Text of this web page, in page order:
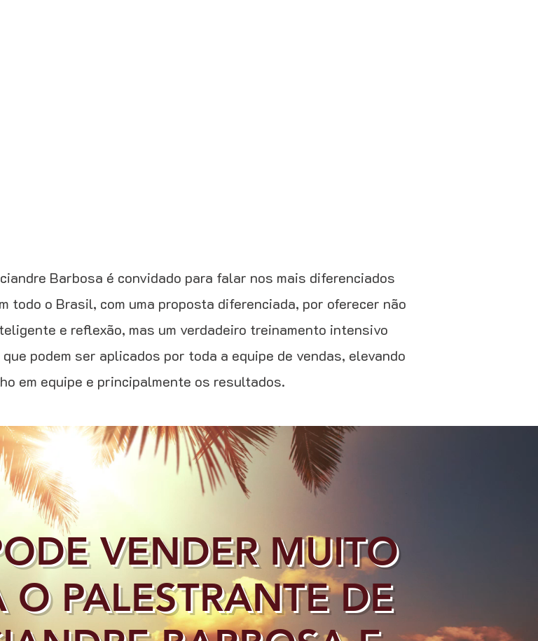
Barbosa é convidado para falar nos mais diferenciados
todo o Brasil, com uma proposta diferenciada, por oferecer não
e reflexão, mas um verdadeiro treinamento intensivo
podem ser aplicados por toda a equipe de vendas, elevando
em equipe e principalmente os resultados.
VENDER MUITO
PALESTRANTE DE